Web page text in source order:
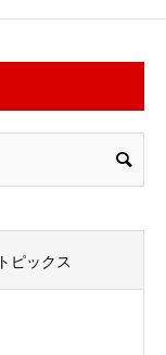
トピックス